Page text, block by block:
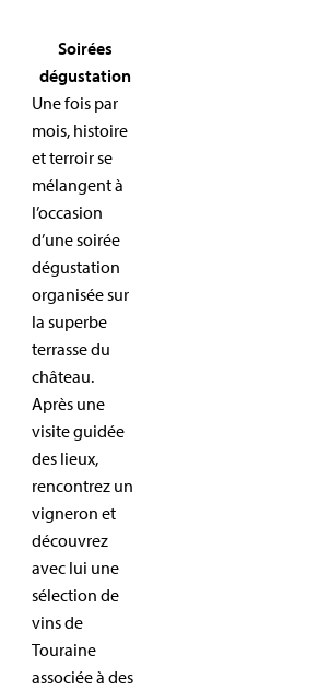
Soirées
dégustation
Une fois par
mois, histoire
et terroir se
mélangent à
l’occasion
d’une soirée
dégustation
organisée sur
la superbe
terrasse du
château.
Après une
visite guidée
des lieux,
rencontrez un
vigneron et
découvrez
avec lui une
sélection de
vins de
Touraine
associée à des